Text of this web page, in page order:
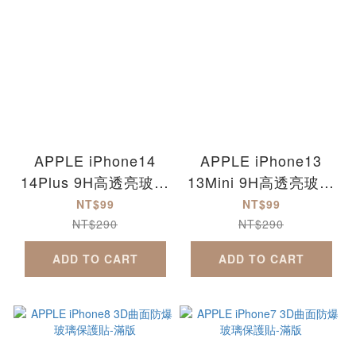
APPLE iPhone14
14Plus 9H高透亮玻璃
鏡頭保護貼
NT$99
NT$290
ADD TO CART
APPLE iPhone13
13Mini 9H高透亮玻璃
鏡頭保護貼
NT$99
NT$290
ADD TO CART